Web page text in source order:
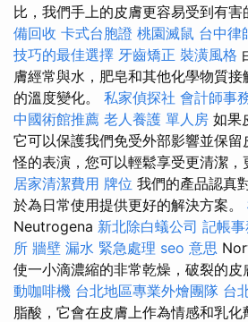
比，我們手上的皮膚更容易受到有害
備回收 卡式台胞證 桃園滅鼠 台中律
技巧的最佳選擇 牙齒矯正 裝潢風格
膚經常與水，肥皂和其他化學物質
的溫度變化。 私家偵探社 會計師事
中國術館推薦 老人養護 單人房 如果
它可以保護我們免受外部影響並保
怪的表演，您可以輕鬆享受更清潔，
居家清潔費用 牌位 我們的產品認真
於為日常使用提供更好的解決方案。
Neutrogena 新北除白蟻公司 記帳
所 牆壁 漏水 緊急處理 seo 意思
使一小滴濃縮的非常乾燥，破裂的皮
動咖啡機 台北地區專業外燴團隊 台
脂酸，它會在皮膚上作為情感和乳